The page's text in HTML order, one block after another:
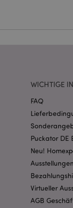
WICHTIGE
FAQ
Puckator DE
Neu!
Virtueller
AGB